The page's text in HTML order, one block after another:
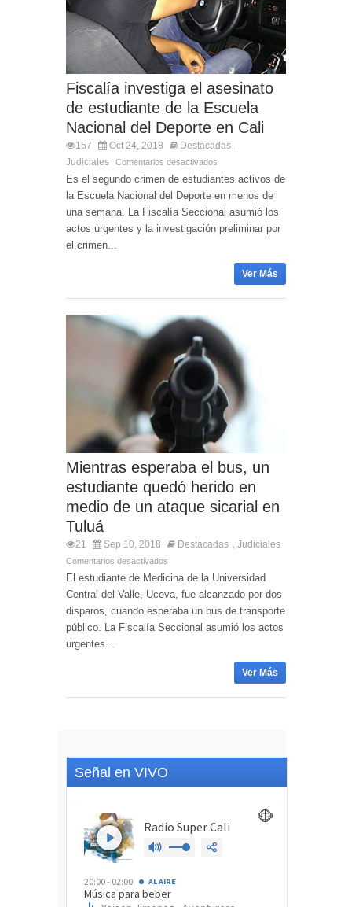
Fiscalía investiga el asesinato
de estudiante de la Escuela
Nacional del Deporte en Cali
157 Oct 24, 2018 Destacadas ,
Judiciales Comentarios desactivados
Es el segundo crimen de estudiantes activos de
la Escuela Nacional del Deporte en menos de
una semana. La Fiscalía Seccional asumió los
actos urgentes y la investigación preliminar por
el crimen...
Ver Más
Mientras esperaba el bus, un
estudiante quedó herido en
medio de un ataque sicarial en
Tuluá
21 Sep 10, 2018 Destacadas Judiciales
Comentarios desactivados
El estudiante de Medicina de la Universidad
Central del Valle, Uceva, fue alcanzado por dos
disparos, cuando esperaba un bus de transporte
público. La Fiscalía Seccional asumió los actos
urgentes...
Ver Más
Señal en VIVO